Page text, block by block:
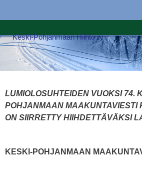
Keski-Pohjanmaan Hiihto ry
LUMIOLOSUHTEIDEN VUOKSI 74.
POHJANMAAN MAAKUNTAVIESTI
ON SIIRRETTY HIIHDETTÄVÄKSI
KESKI-POHJANMAAN